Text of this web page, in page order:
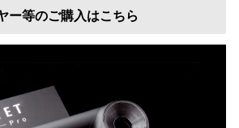
ー等のご購入はこちら